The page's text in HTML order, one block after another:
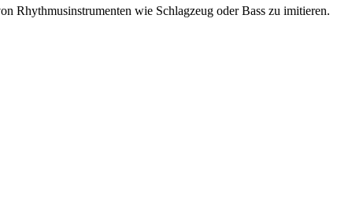
Rhythmusinstrumenten wie Schlagzeug oder Bass zu imitieren.